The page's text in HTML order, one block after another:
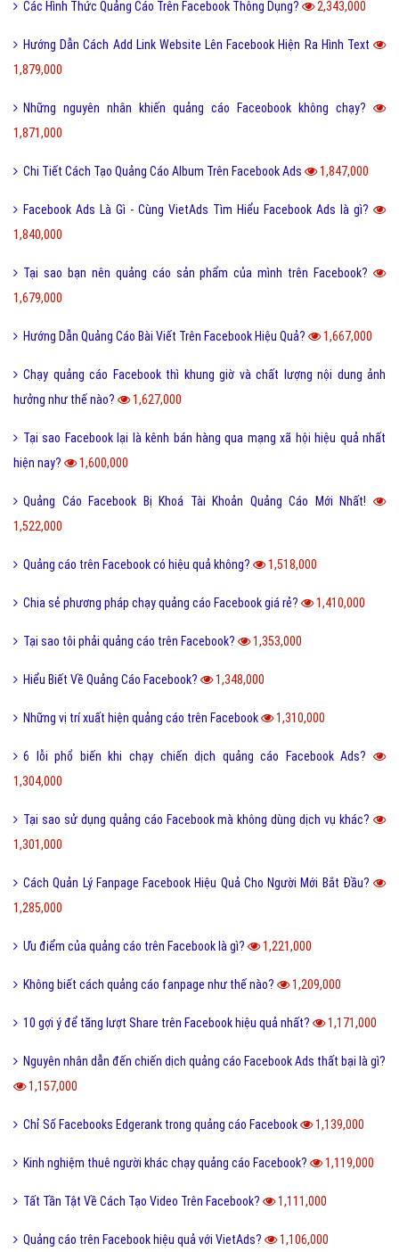
Các Hình Thức Quảng Cáo Trên Facebook Thông Dụng? 2,343,000
Hướng Dẫn Cách Add Link Website Lên Facebook Hiện Ra Hình Text
1,879,000
Những nguyên nhân khiến quảng cáo Faceobook không chạy?
1,871,000
Chi Tiết Cách Tạo Quảng Cáo Album Trên Facebook Ads 1,847,000
Facebook Ads Là Gì - Cùng VietAds Tìm Hiểu Facebook Ads là gì?
1,840,000
Tại sao bạn nên quảng cáo sản phẩm của mình trên Facebook?
1,679,000
Hướng Dẫn Quảng Cáo Bài Viết Trên Facebook Hiệu Quả? 1,667,000
Chạy quảng cáo Facebook thì khung giờ và chất lượng nội dung ảnh
hưởng như thế nào?
1,627,000
Tại sao Facebook lại là kênh bán hàng qua mạng xã hội hiệu quả nhất
hiện nay?
1,600,000
Quảng Cáo Facebook Bị Khoá Tài Khoản Quảng Cáo Mới Nhất!
1,522,000
Quảng cáo trên Facebook có hiệu quả không? 1,518,000
Chia sẻ phương pháp chạy quảng cáo Facebook giá rẻ? 1,410,000
Tại sao tôi phải quảng cáo trên Facebook? 1,353,000
Hiểu Biết Về Quảng Cáo Facebook? 1,348,000
Những vị trí xuất hiện quảng cáo trên Facebook 1,310,000
6 lỗi phổ biến khi chạy chiến dịch quảng cáo Facebook Ads?
1,304,000
Tại sao sử dụng quảng cáo Facebook mà không dùng dịch vụ khác?
1,301,000
Cách Quản Lý Fanpage Facebook Hiệu Quả Cho Người Mới Bắt Đầu?
1,285,000
Ưu điểm của quảng cáo trên Facebook là gì? 1,221,000
Không biết cách quảng cáo fanpage như thế nào? 1,209,000
10 gợi ý để tăng lượt Share trên Facebook hiệu quả nhất? 1,171,000
Nguyên nhân dẫn đến chiến dịch quảng cáo Facebook Ads thất bại là gì?
1,157,000
Chỉ Số Facebooks Edgerank trong quảng cáo Facebook 1,139,000
Kinh nghiệm thuê người khác chạy quảng cáo Facebook? 1,119,000
Tất Tần Tật Về Cách Tạo Video Trên Facebook? 1,111,000
Quảng cáo trên Facebook hiệu quả với VietAds? 1,106,000